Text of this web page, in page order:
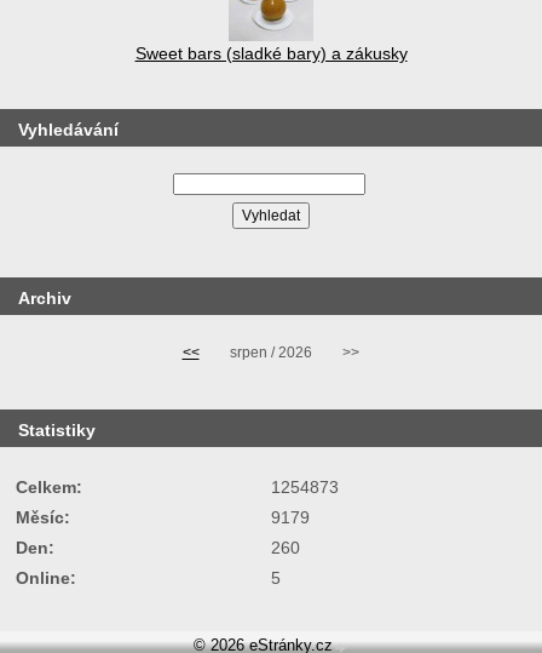
Sweet bars (sladké bary) a zákusky
Vyhledávání
Archiv
<< srpen / 2026 >>
Statistiky
Online: 5
Celkem:
1254873
Měsíc:
9179
Den:
260
© 2026 eStránky.cz